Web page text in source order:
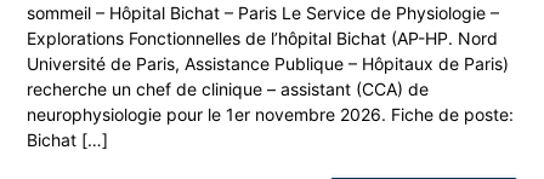
sommeil – Hôpital Bichat – Paris Le Service de Physiologie –
Explorations Fonctionnelles de l’hôpital Bichat (AP-HP. Nord
Université de Paris, Assistance Publique – Hôpitaux de Paris)
recherche un chef de clinique – assistant (CCA) de
neurophysiologie pour le 1er novembre 2026. Fiche de poste:
Bichat […]